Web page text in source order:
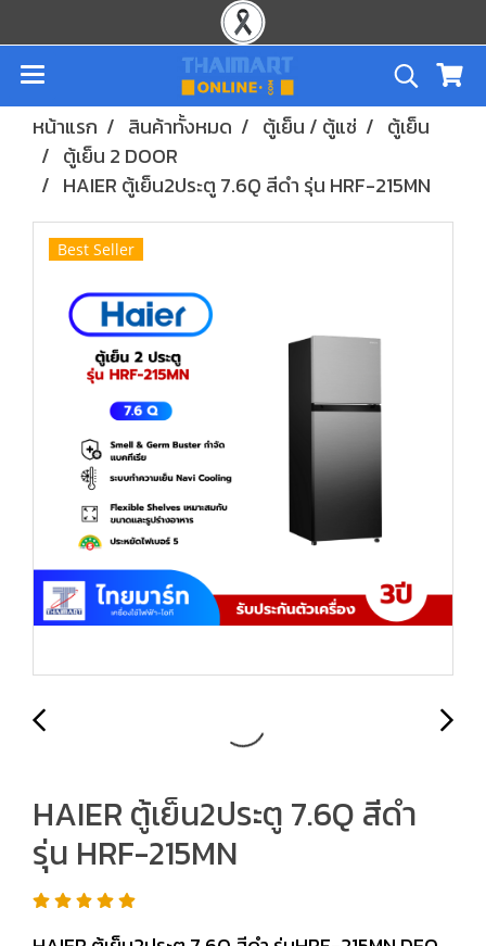
หน้าแรก สินค้าทั้งหมด ตู้เย็น / ตู้แช่
ตู้เย็น
ตู้เย็น 2 DOOR
HAIER ตู้เย็น2ประตู 7.6Q สีดำ รุ่น HRF-215MN
Best Seller
HAIER ตู้เย็น2ประตู 7.6Q สีดำ
รุ่น HRF-215MN